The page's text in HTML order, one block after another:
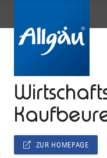
ZUR HOMEPAGE